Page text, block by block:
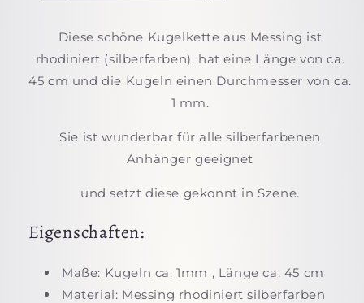
Diese schöne Kugelkette aus Messing ist
rhodiniert (silberfarben), hat eine Länge von ca.
45 cm und die Kugeln einen Durchmesser von ca.
1 mm.
Sie ist wunderbar für alle silberfarbenen
Anhänger geeignet
und setzt diese gekonnt in Szene.
Eigenschaften:
Maße: Kugeln ca. 1mm , Länge ca. 45 cm
Material: Messing rhodiniert silberfarben